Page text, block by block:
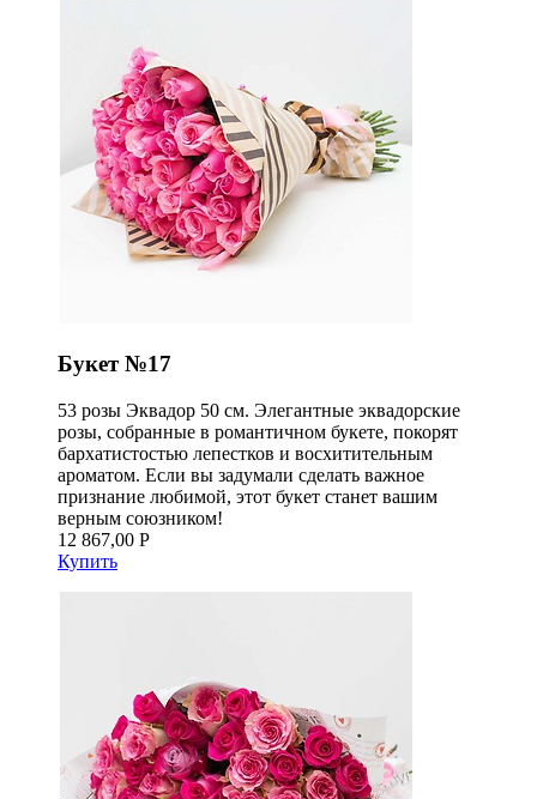
Букет №17
53 розы Эквадор 50 см. Элегантные эквадорские
розы, собранные в романтичном букете, покорят
бархатистостью лепестков и восхитительным
ароматом. Если вы задумали сделать важное
признание любимой, этот букет станет вашим
верным союзником!
12 867,00 Р
Купить